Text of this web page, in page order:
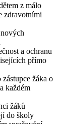
z málo
zdravotními
a ochranu
přímo
žáka o
každém
žáků
do školy